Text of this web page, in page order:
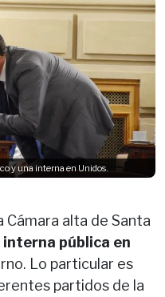
y una interna en Unidos.
Cámara alta de Santa
interna pública en
Lo particular es
partidos de la